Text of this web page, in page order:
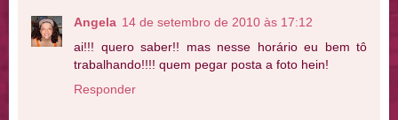
Angela 14 de setembro de 2010 às 17:12
ai!!! quero saber!! mas nesse horário eu bem tô
trabalhando!!!! quem pegar posta a foto hein!
Responder